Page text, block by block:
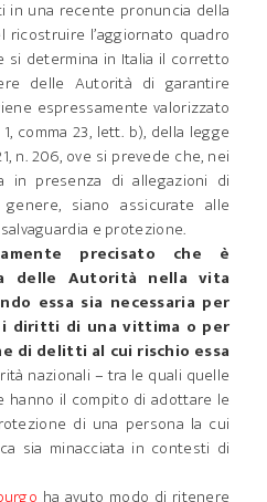
in una recente pronuncia della
ricostruire l’aggiornato quadro
si determina in Italia il corretto
delle Autorità di garantire
espressamente valorizzato
comma 23, lett. b), della legge
n. 206, ove si prevede che, nei
in presenza di allegazioni di
siano assicurate alle
e protezione.
precisato che è
delle Autorità nella vita
essa sia necessaria per
diritti di una vittima o per
di delitti al cui rischio essa
nazionali – tra le quali quelle
hanno il compito di adottare le
di una persona la cui
sia minacciata in contesti di